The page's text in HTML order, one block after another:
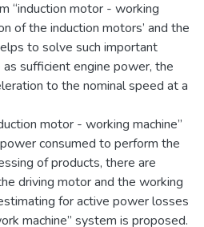
“induction motor - working
of the induction motors’ and the
to solve such important
sufficient engine power, the
to the nominal speed at a
motor - working machine”
consumed to perform the
of products, there are
driving motor and the working
for active power losses
machine” system is proposed.